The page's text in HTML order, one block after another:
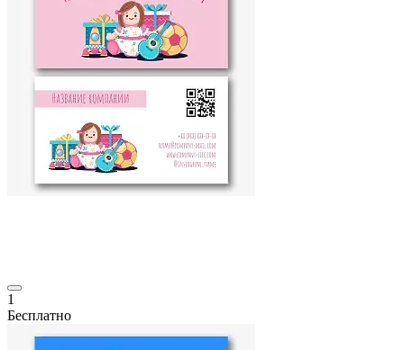
1
Бесплатно